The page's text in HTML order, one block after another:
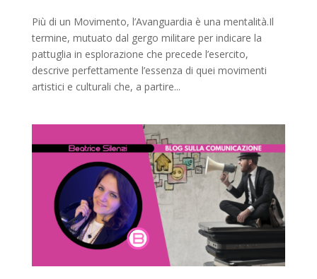
Più di un Movimento, l’Avanguardia è una mentalità.Il
termine, mutuato dal gergo militare per indicare la
pattuglia in esplorazione che precede l’esercito,
descrive perfettamente l’essenza di quei movimenti
artistici e culturali che, a partire...